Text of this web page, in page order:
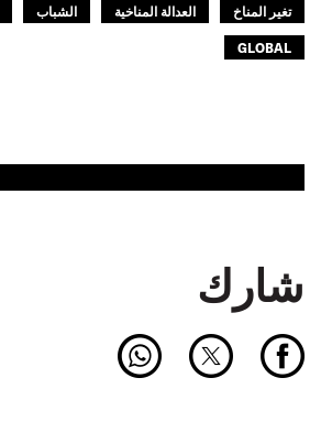
تغير المناخ العدالة المناخية الشباب
GLOBAL
شارك